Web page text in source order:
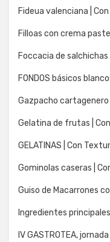
Fideua valenciana |
Filloas con crema
Foccacia de
FONDOS básicos
Gazpacho
Gelatina de frutas |
GELATINAS | Con
Gominolas caseras |
Guiso de Macarrones
Ingredientes
IV GASTROTEA,